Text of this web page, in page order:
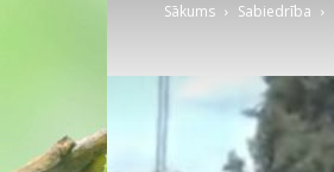
Sākums Sabiedrība